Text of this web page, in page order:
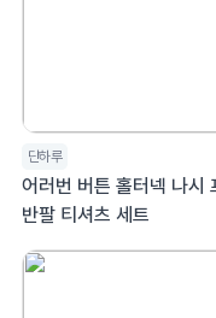
단하루
어러번 버튼 홀터넥 나시
반팔 티셔츠 세트